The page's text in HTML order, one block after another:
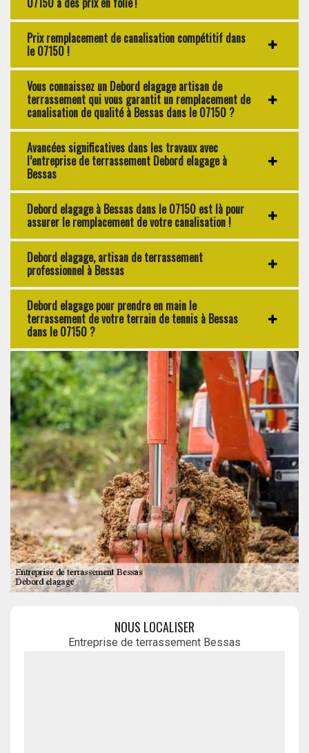
Prix remplacement de canalisation compétitif dans
le 07150 !
Vous connaissez un Debord elagage artisan de
terrassement qui vous garantit un remplacement de
canalisation de qualité à Bessas dans le 07150 ?
Avancées significatives dans les travaux avec
l’entreprise de terrassement Debord elagage à
Bessas
Debord elagage à Bessas dans le 07150 est là pour
assurer le remplacement de votre canalisation !
Debord elagage, artisan de terrassement
professionnel à Bessas
Debord elagage pour prendre en main le
terrassement de votre terrain de tennis à Bessas
dans le 07150 ?
NOUS LOCALISER
Entreprise de terrassement Bessas